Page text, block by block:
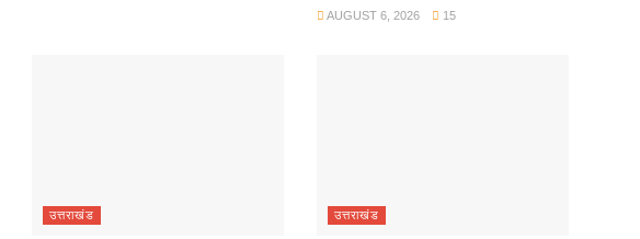
AUGUST 6, 2026 15
उत्तराखंड उत्तराखंड